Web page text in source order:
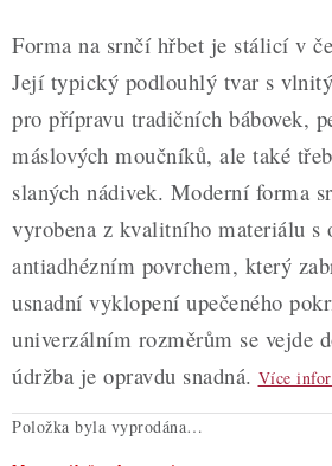
Forma na srnčí hřbet je stálicí v
Její typický podlouhlý tvar s
pro přípravu tradičních bábovek,
máslových moučníků, ale také
slaných nádivek. Moderní forma
vyrobena z kvalitního materiálu s
antiadhézním povrchem, který
usnadní vyklopení upečeného
univerzálním rozměrům se vejde
údržba je opravdu snadná. Více
Položka byla vyprodána…